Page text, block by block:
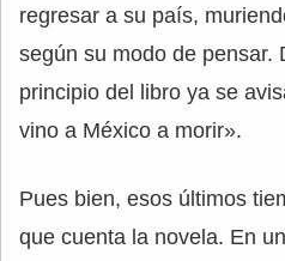
regresar a su país,
según su modo de pensar.
principio del libro ya se
vino a México a morir».
Pues bien, esos últimos
que cuenta la novela. En